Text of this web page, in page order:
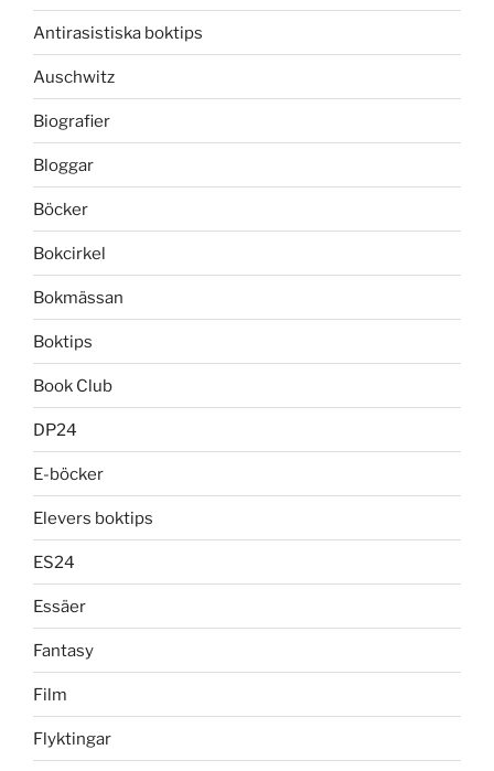
Antirasistiska boktips
Auschwitz
Biografier
Bloggar
Böcker
Bokcirkel
Bokmässan
Boktips
Book Club
DP24
E-böcker
Elevers boktips
ES24
Essäer
Fantasy
Film
Flyktingar